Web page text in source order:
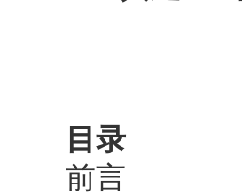
目录
前言